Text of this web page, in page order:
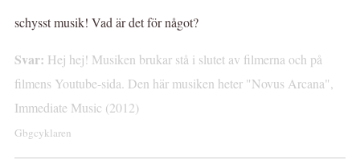
schysst musik! Vad är det för något?
Svar: Hej hej! Musiken brukar stå i slutet av filmerna och på
filmens Youtube-sida. Den här musiken heter "Novus Arcana",
Immediate Music (2012)
Gbgcyklaren